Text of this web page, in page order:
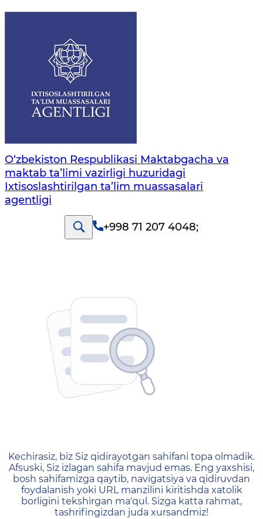
O‘zbekiston Respublikasi Maktabgacha va
maktab ta’limi vazirligi huzuridagi
Ixtisoslashtirilgan ta’lim muassasalari
agentligi
+998 71 207 4048;
404 — Страница не
Kechirasiz, biz Siz qidirayotgan sahifani topa olmadik.
Afsuski, Siz izlagan sahifa mavjud emas. Eng yaxshisi,
bosh sahifamizga qaytib, navigatsiya va qidiruvdan
foydalanish yoki URL manzilini kiritishda xatolik
borligini tekshirgan ma'qul. Sizga katta rahmat,
tashrifingizdan juda xursandmiz!